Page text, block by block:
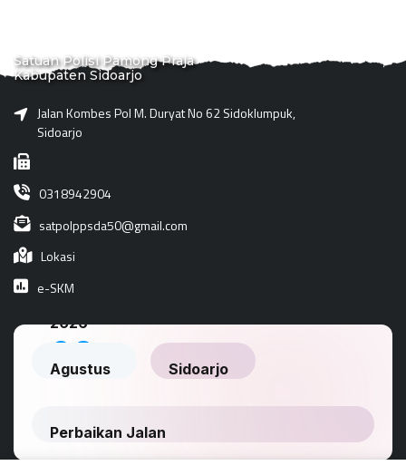
Satuan Polisi Pamong Praja
Kabupaten Sidoarjo
Jalan Kombes Pol M. Duryat No 62 Sidoklumpuk,
Sidoarjo
0318942904
satpolppsda50@gmail.com
Lokasi
e-SKM